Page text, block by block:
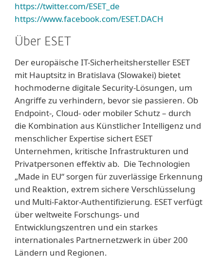
https://twitter.com/ESET_de
https://www.facebook.com/ESET.DACH
Über ESET
Der europäische IT-Sicherheitshersteller ESET
mit Hauptsitz in Bratislava (Slowakei) bietet
hochmoderne digitale Security-Lösungen, um
Angriffe zu verhindern, bevor sie passieren. Ob
Endpoint-, Cloud- oder mobiler Schutz – durch
die Kombination aus Künstlicher Intelligenz und
menschlicher Expertise sichert ESET
Unternehmen, kritische Infrastrukturen und
Privatpersonen effektiv ab. Die Technologien
„Made in EU“ sorgen für zuverlässige Erkennung
und Reaktion, extrem sichere Verschlüsselung
und Multi-Faktor-Authentifizierung. ESET verfügt
über weltweite Forschungs- und
Entwicklungszentren und ein starkes
internationales Partnernetzwerk in über 200
Ländern und Regionen.